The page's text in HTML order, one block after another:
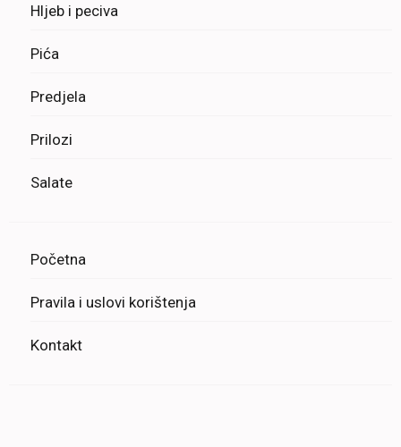
Hljeb i peciva
Pića
Predjela
Prilozi
Salate
Početna
Pravila i uslovi korištenja
Kontakt